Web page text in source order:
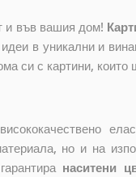
и във вашия дом!
в уникални и
си с картини,
но и на
наситени